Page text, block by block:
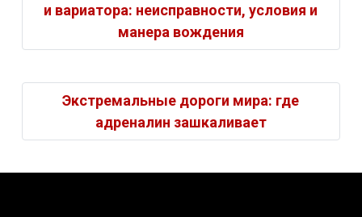
и вариатора: неисправности, условия и
манера вождения
Экстремальные дороги мира: где
адреналин зашкаливает